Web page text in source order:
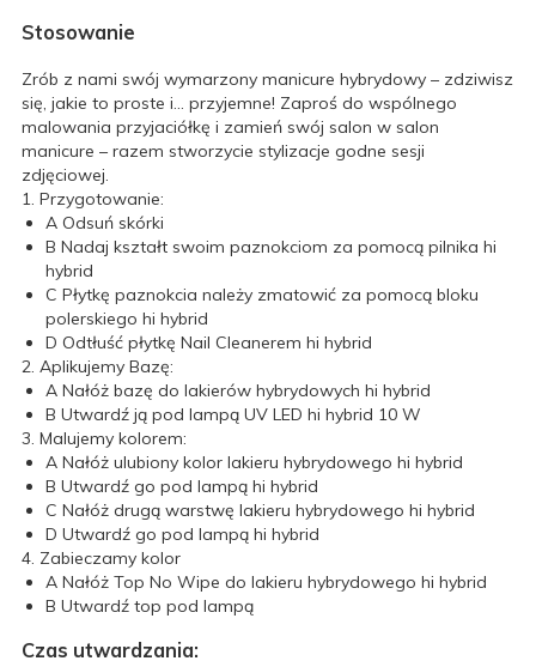
Stosowanie
Zrób z nami swój wymarzony manicure hybrydowy – zdziwisz
się, jakie to proste i… przyjemne! Zaproś do wspólnego
malowania przyjaciółkę i zamień swój salon w salon
manicure – razem stworzycie stylizacje godne sesji
zdjęciowej.
1. Przygotowanie:
A Odsuń skórki
B Nadaj kształt swoim paznokciom za pomocą pilnika hi
hybrid
C Płytkę paznokcia należy zmatowić za pomocą bloku
polerskiego hi hybrid
D Odtłuść płytkę Nail Cleanerem hi hybrid
2. Aplikujemy Bazę:
A Nałóż bazę do lakierów hybrydowych hi hybrid
B Utwardź ją pod lampą UV LED hi hybrid 10 W
3. Malujemy kolorem:
A Nałóż ulubiony kolor lakieru hybrydowego hi hybrid
B Utwardź go pod lampą hi hybrid
C Nałóż drugą warstwę lakieru hybrydowego hi hybrid
D Utwardź go pod lampą hi hybrid
4. Zabieczamy kolor
A Nałóż Top No Wipe do lakieru hybrydowego hi hybrid
B Utwardź top pod lampą
Czas utwardzania: